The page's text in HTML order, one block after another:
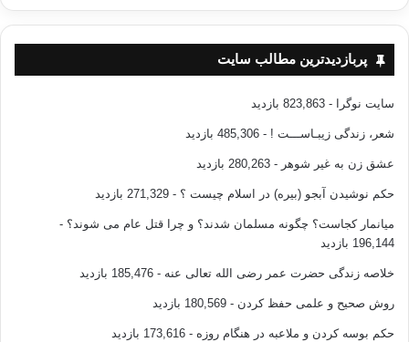
پربازدیدترین مطالب سایت
سایت نوگرا - 823,863 بازدید
شعر، زندگی زیبـاســـت ! - 485,306 بازدید
عشق زن به غیر شوهر - 280,263 بازدید
حکم نوشیدن آبجو (بیره) در اسلام چیست ؟ - 271,329 بازدید
میانمار کجاست؟ چگونه مسلمان شدند؟ و چرا قتل عام می شوند؟ -
196,144 بازدید
خلاصه زندگی حضرت عمر رضی الله تعالی عنه - 185,476 بازدید
روش صحیح و علمی حفظ کردن - 180,569 بازدید
حکم بوسه کردن و ملاعبه در هنگام روزه - 173,616 بازدید